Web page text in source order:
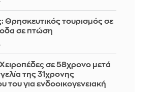
Θρησκευτικός τουρισμός σε
σε πτώση
σε 58χρονο μετά
της 31χρονης
του για ενδοοικογενειακή